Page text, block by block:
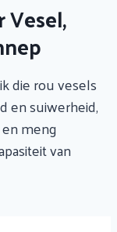
die rou vesels
en suiwerheid,
meng
van